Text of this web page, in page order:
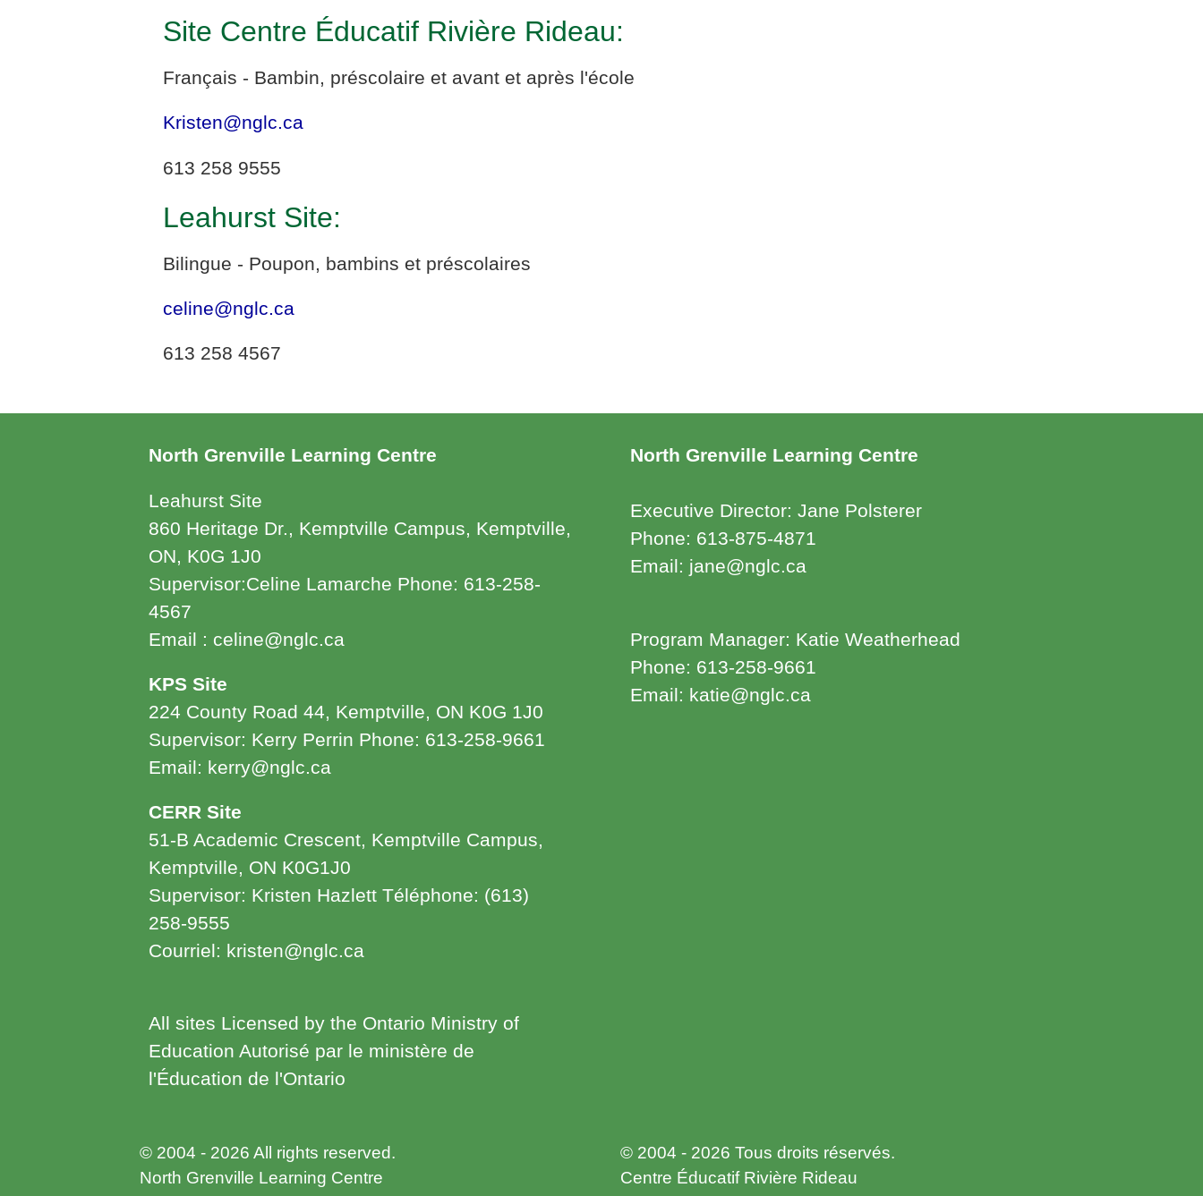
Site Centre Éducatif Rivière Rideau:
Français - Bambin, préscolaire et avant et après l'école
Kristen@nglc.ca
613 258 9555
Leahurst Site:
Bilingue - Poupon, bambins et préscolaires
celine@nglc.ca
613 258 4567
North Grenville Learning Centre
Leahurst Site
860 Heritage Dr., Kemptville Campus, Kemptville,
ON, K0G 1J0
Supervisor:Celine Lamarche Phone: 613-258-
4567
Email : celine@nglc.ca
KPS Site
224 County Road 44, Kemptville, ON K0G 1J0
Supervisor: Kerry Perrin Phone: 613-258-9661
Email: kerry@nglc.ca
CERR Site
51-B Academic Crescent, Kemptville Campus,
Kemptville, ON K0G1J0
Supervisor: Kristen Hazlett Téléphone: (613)
258-9555
Courriel: kristen@nglc.ca
All sites Licensed by the Ontario Ministry of
Education Autorisé par le ministère de
l'Éducation de l'Ontario
North Grenville Learning Centre
Executive Director: Jane Polsterer
Phone: 613-875-4871
Email: jane@nglc.ca
Program Manager: Katie Weatherhead
Phone: 613-258-9661
Email: katie@nglc.ca
© 2004 - 2026 All rights reserved.
North Grenville Learning Centre
© 2004 - 2026 Tous droits réservés.
Centre Éducatif Rivière Rideau